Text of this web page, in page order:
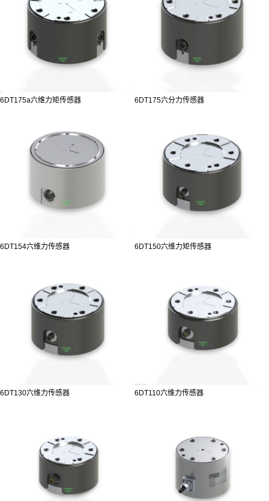
6DT175a六维力矩传感器 6DT175六分力传感器
6DT154六维力传感器 6DT150六维力矩传感器
6DT130六维力传感器 6DT110六维力传感器